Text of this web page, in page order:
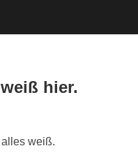
hier.
weiß.